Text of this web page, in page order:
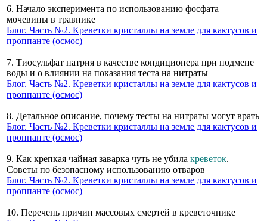
6. Начало эксперимента по использованию фосфата
мочевины в травнике
Блог. Часть №2. Креветки кристаллы на земле для кактусов и
проппанте (осмос)
7. Тиосульфат натрия в качестве кондиционера при подмене
воды и о влиянии на показания теста на нитраты
Блог. Часть №2. Креветки кристаллы на земле для кактусов и
проппанте (осмос)
8. Детальное описание, почему тесты на нитраты могут врать
Блог. Часть №2. Креветки кристаллы на земле для кактусов и
проппанте (осмос)
9. Как крепкая чайная заварка чуть не убила креветок.
Советы по безопасному использованию отваров
Блог. Часть №2. Креветки кристаллы на земле для кактусов и
проппанте (осмос)
10. Перечень причин массовых смертей в креветочнике